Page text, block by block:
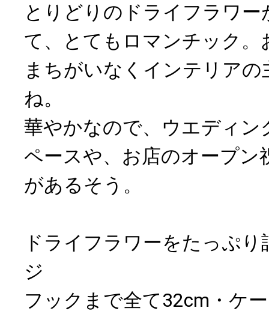
とりどりのドライフラワ
て、とてもロマンチック。
まちがいなくインテリア
ね。
華やかなので、ウエディン
ペースや、お店のオープン
があるそう。
ドライフラワーをたっぷ
ジ
フックまで全て32cm・ケ